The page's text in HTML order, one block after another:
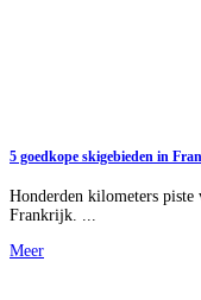
5 goedkope skigebieden in
Honderden kilometers
Frankrijk. ...
Meer